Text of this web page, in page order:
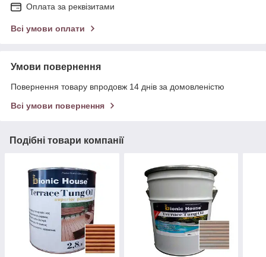
Оплата за реквізитами
Всі умови оплати
Умови повернення
Повернення товару впродовж 14 днів за домовленістю
Всі умови повернення
Подібні товари компанії